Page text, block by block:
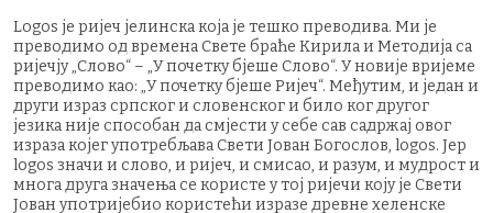
Logos је ријеч јелинска која је тешко преводива. Ми је
преводимо од времена Свете браће Кирила и Методија са
ријечју „Слово“ – „У почетку бјеше Слово“. У новије вријеме
преводимо као: „У почетку бјеше Ријеч“. Међутим, и један и
други израз српског и словенског и било ког другог
језика није способан да смјести у себе сав садржај овог
израза којег употребљава Свети Јован Богослов, logos. Јер
logos значи и слово, и ријеч, и смисао, и разум, и мудрост и
многа друга значења се користе у тој ријечи коју је Свети
Јован употријебио користећи изразе древне хеленске